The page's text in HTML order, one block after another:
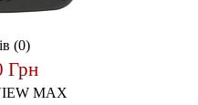
(0)
Грн
MAX